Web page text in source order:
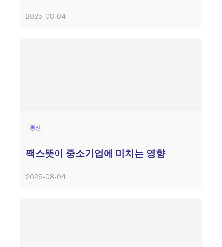
2025-08-04
통신
팩스뜻이 중소기업에 미치는 영향
2025-08-04